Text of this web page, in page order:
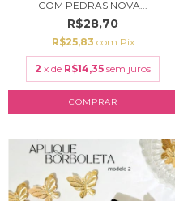
COM PEDRAS NOVA...
R$28,70
R$25,83 com Pix
2 x de R$14,35 sem juros
COMPRAR